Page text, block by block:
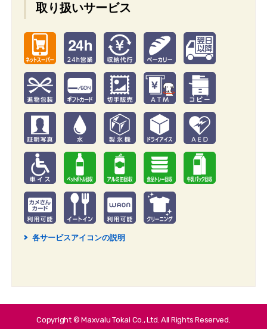
取り扱いサービス
2 各サービスアイコンの説明
Copyright © Maxvalu Tokai Co., Ltd. All Rights Reserved.